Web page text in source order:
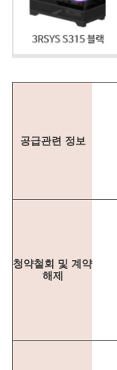
공급관련 정보
청약철회 및 계약
해제